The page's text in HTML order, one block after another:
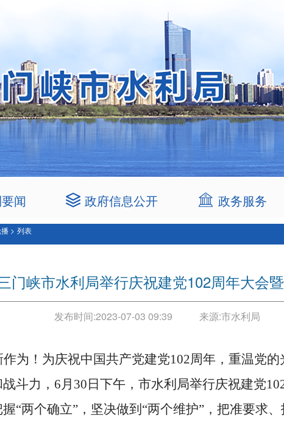
闻 政府信息公开 政务服务
> 列表
门峡市水利局举行庆祝建党102周年大会
发布时间:2023-07-03 09:39 来源:市水利局
为！为庆祝中国共产党建党102周年，重温党
斗力，6月30日下午，市水利局举行庆祝建党
“两个确立”，坚决做到“两个维护”，把准要求